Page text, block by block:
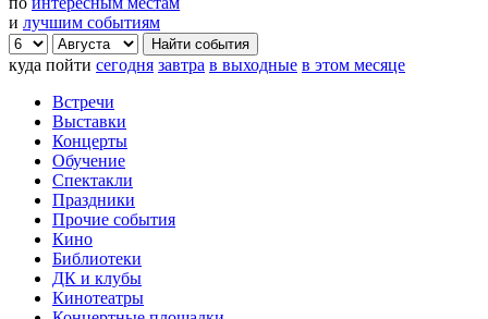
и лучшим событиям
куда пойти сегодня завтра в выходные в этом месяце
Встречи
Выставки
Концерты
Обучение
Спектакли
Праздники
Прочие события
Кино
Библиотеки
ДК и клубы
Кинотеатры